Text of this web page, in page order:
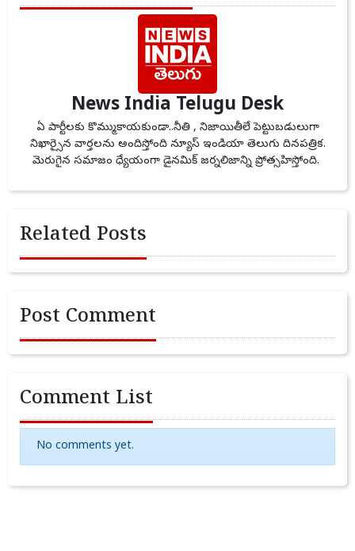
News India Telugu Desk
ఏ పార్టీలకు కొమ్ముకాయకుండా..నీతి , నిజాయితీలే పెట్టుబడులుగా
నిఖార్సైన వార్తలను అందిస్తోంది న్యూస్ ఇండియా తెలుగు దినపత్రిక.
మెరుగైన సమాజం ధ్యేయంగా డైనమిక్ జర్నలిజాన్ని ప్రోత్సహిస్తోంది.
Related Posts
Post Comment
Comment List
No comments yet.